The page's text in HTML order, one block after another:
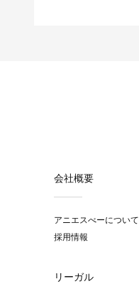
会社概要
アニエスべーについて
採用情報
リーガル